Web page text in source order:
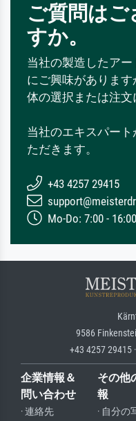
ご質問はご
すか。
当社の製造したアー
にご興味がありま
体の選択または注
当社のエキスパー
ただきます。
+43 4257 29415
Mo-Do: 7:00 -
9586
+43 4257 29415
企業情報＆
問い合わせ
· 連絡先
その他
報
· 自分の